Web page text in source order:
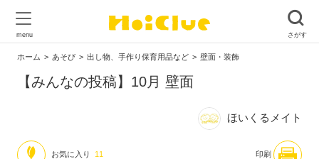
ホーム あそび 出し物、手作り保育用品など 壁面・装飾
【みんなの投稿】10月 壁面
ほいくるメイト
お気に入り 11 印刷